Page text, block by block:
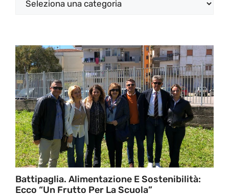
Battipaglia. Alimentazione E Sostenibilità:
Ecco “Un Frutto Per La Scuola”